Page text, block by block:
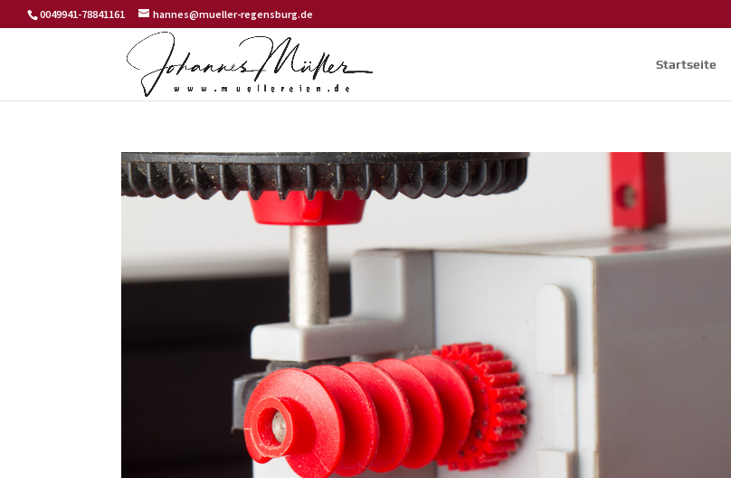
0049941-78841161 hannes@mueller-regensburg.de
Startseite